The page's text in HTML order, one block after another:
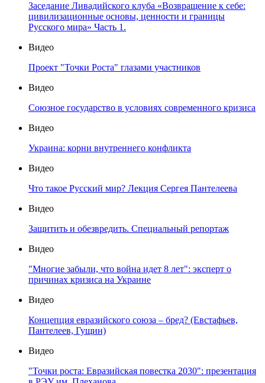
Заседание Ливадийского клуба «Возвращение к себе:
цивилизационные основы, ценности и границы
Русского мира» Часть 1.
Видео
Проект "Точки Роста" глазами участников
Видео
Союзное государство в условиях современного кризиса
Видео
Украина: корни внутреннего конфликта
Видео
Что такое Русский мир? Лекция Сергея Пантелеева
Видео
Защитить и обезвредить. Специальный репортаж
Видео
"Многие забыли, что война идет 8 лет": эксперт о
причинах кризиса на Украине
Видео
Концепция евразийского союза – бред? (Евстафьев,
Пантелеев, Гущин)
Видео
"Точки роста: Евразийская повестка 2030": презентация